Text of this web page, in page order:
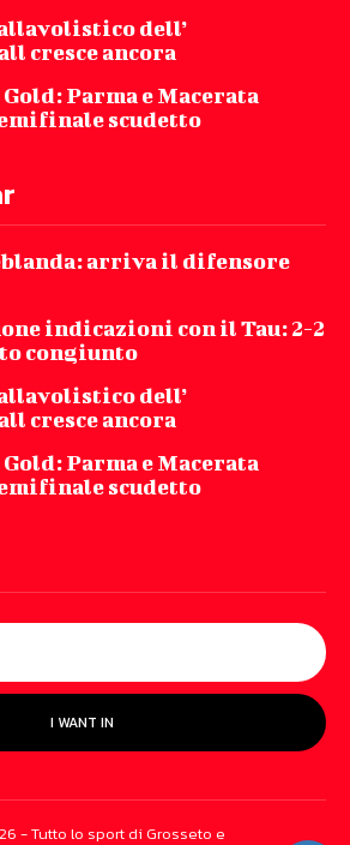
dell’
cresce ancora
Parma e Macerata
scudetto
arriva il difensore
indicazioni con il Tau: 2-2
congiunto
dell’
cresce ancora
Parma e Macerata
scudetto
I WANT IN
- Tutto lo sport di Grosseto e